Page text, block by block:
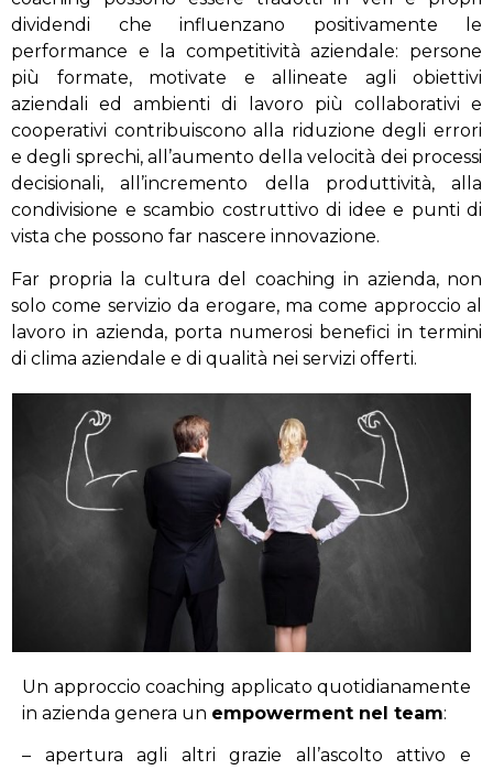
dividendi che influenzano positivamente le
performance e la competitività aziendale: persone
più formate, motivate e allineate agli obiettivi
aziendali ed ambienti di lavoro più collaborativi e
cooperativi contribuiscono alla riduzione degli errori
e degli sprechi, all’aumento della velocità dei processi
decisionali, all’incremento della produttività, alla
condivisione e scambio costruttivo di idee e punti di
vista che possono far nascere innovazione.
Far propria la cultura del coaching in azienda, non
solo come servizio da erogare, ma come approccio al
lavoro in azienda, porta numerosi benefici in termini
di clima aziendale e di qualità nei servizi offerti.
Un approccio coaching applicato quotidianamente
in azienda genera un empowerment nel team:
– apertura agli altri grazie all’ascolto attivo e